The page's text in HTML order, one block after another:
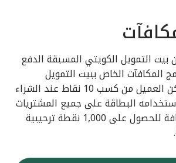
بيت التمويل الكويتي المسبقة الدفع
المكافآت الخاص ببيت التمويل
الكويتي حيث يتمكن العميل من كسب 10 نقاط عند الشراء
عند استخدامه البطاقة على جميع المشتريات
محلياً ودولياً بالاضافة للحصول على 1,000 نقطة ترحيبية